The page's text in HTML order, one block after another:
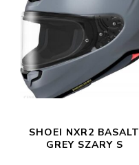
SHOEI NXR2 BASALT
GREY SZARY S